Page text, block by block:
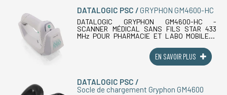
DATALOGIC PSC GRYPHON GM4600-HC
DATALOGIC GRYPHON GM4600-HC -
SCANNER MÉDICAL SANS FILS STAR 433
MHz POUR PHARMACIE ET LABO MOBILELe
Gryphon GM4600-HC est le lecteur codes
EN SAVOIR PLUS
DATALOGIC PSC
Socle de chargement Gryphon GM4600